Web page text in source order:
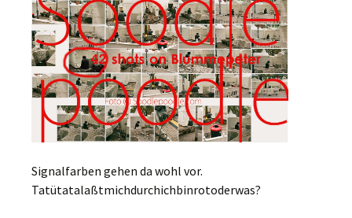
Signalfarben gehen da wohl vor.
Tatütatalaßtmichdurchichbinrotoderwas?